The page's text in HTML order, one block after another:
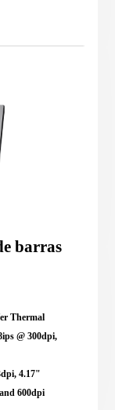
barras
Thermal
@ 300dpi,
4.17"
600dpi